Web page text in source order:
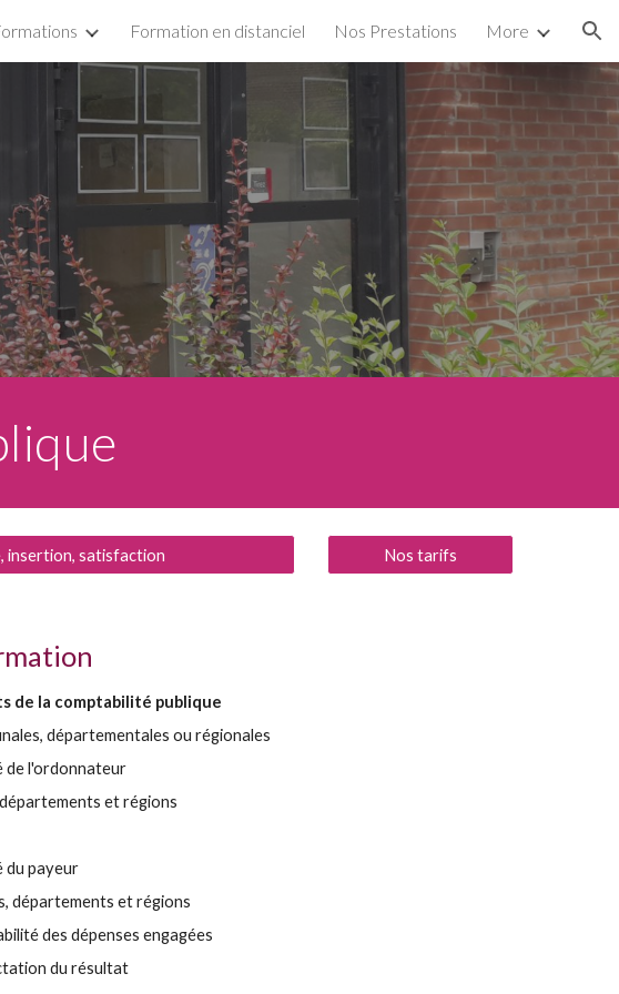
Skip to navigationFormation en distanciel Nos Prestations More
insertion, satisfaction Nos tarifs
de la comptabilité publique
départementales ou régionales
de l'ordonnateur
et régions
du payeur
départements et régions
des dépenses engagées
du résultat